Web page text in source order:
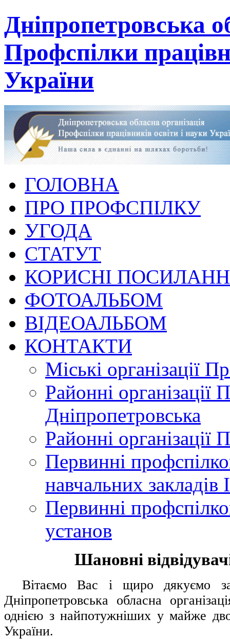
Дніпропетровська
Профспілки
України
ГОЛОВНА
ПРО ПРОФСПІЛКУ
УГОДА
СТАТУТ
КОРИСНІ
ФОТОАЛЬБОМ
ВІДЕОАЛЬБОМ
КОНТАКТИ
Міські організації
Районні організації
Дніпропетровська
Районні організації
Первинні
навчальних закладів
Первинні
установ
Шановні
Вітаємо Вас і щиро дякуємо за
Дніпропетровська обласна
однією з найпотужніших у майже
України.